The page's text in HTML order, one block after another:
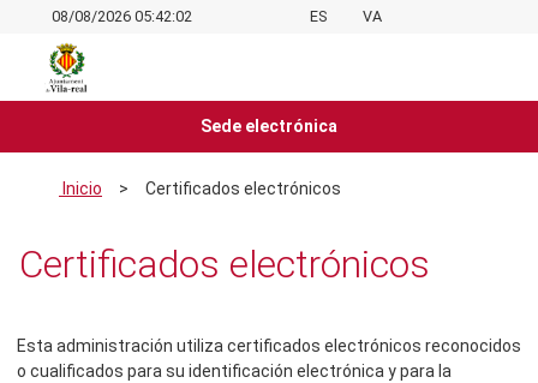
08/08/2026 05:42:03 ES VA
Sede electrónica
Inicio > Certificados electrónicos
Certificados electrónicos
Esta administración utiliza certificados electrónicos reconocidos
o cualificados para su identificación electrónica y para la